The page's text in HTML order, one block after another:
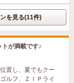
を見る(11件)
が満載です♪
置し、夏でもクー
ルフ、ＺＩＰライ